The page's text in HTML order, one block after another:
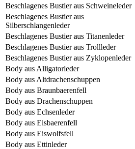
Beschlagenes Bustier aus Schweineleder
Beschlagenes Bustier aus
Silberschlangenleder
Beschlagenes Bustier aus Titanenleder
Beschlagenes Bustier aus Trollleder
Beschlagenes Bustier aus Zyklopenleder
Body aus Alligatorleder
Body aus Altdrachenschuppen
Body aus Braunbaerenfell
Body aus Drachenschuppen
Body aus Echsenleder
Body aus Eisbaerenfell
Body aus Eiswolfsfell
Body aus Ettinleder